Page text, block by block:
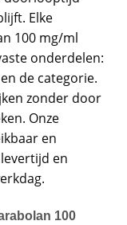
Elke
100 mg/ml
onderdelen:
de categorie.
zonder door
Onze
en
en
100